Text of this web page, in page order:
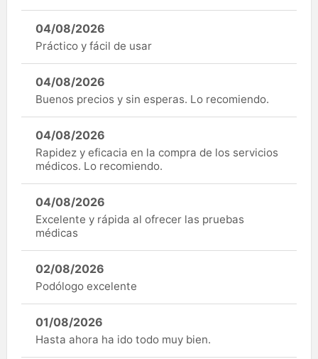
04/08/2026
Práctico y fácil de usar
04/08/2026
Buenos precios y sin esperas. Lo recomiendo.
04/08/2026
Rapidez y eficacia en la compra de los servicios
médicos. Lo recomiendo.
04/08/2026
Excelente y rápida al ofrecer las pruebas
médicas
02/08/2026
Podólogo excelente
01/08/2026
Hasta ahora ha ido todo muy bien.